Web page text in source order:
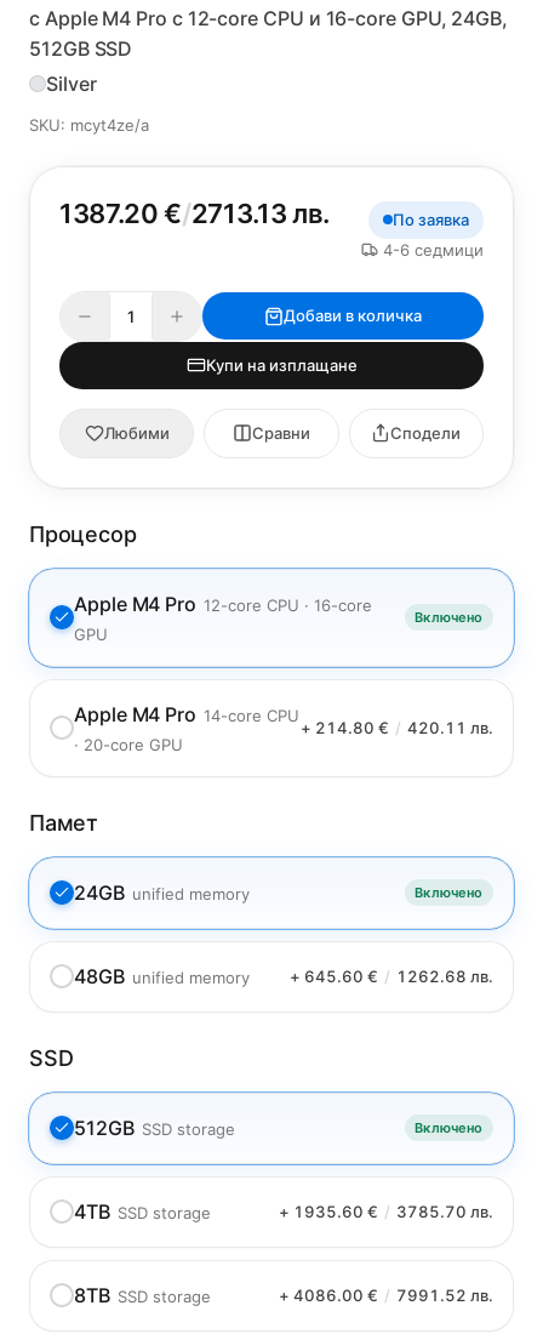
с Apple M4 Pro с 12-core CPU и 16-core GPU, 24GB,
512GB SSD
Silver
SKU: mcyt4ze/a
1387.20 €/2713.13 лв.
По заявка
4-6 седмици
Добави в количка
Купи на изплащане
Любими Сравни Сподели
Процесор
Apple M4 Pro 12-core CPU · 16-core
GPU
Включено
Apple M4 Pro 14-core CPU
· 20-core GPU
+ 214.80 € / 420.11 лв.
Памет
24GB unified memory Включено
48GB unified memory + 645.60 € / 1262.68 лв.
SSD
512GB SSD storage Включено
4TB SSD storage + 1935.60 € / 3785.70 лв.
8TB SSD storage + 4086.00 € / 7991.52 лв.